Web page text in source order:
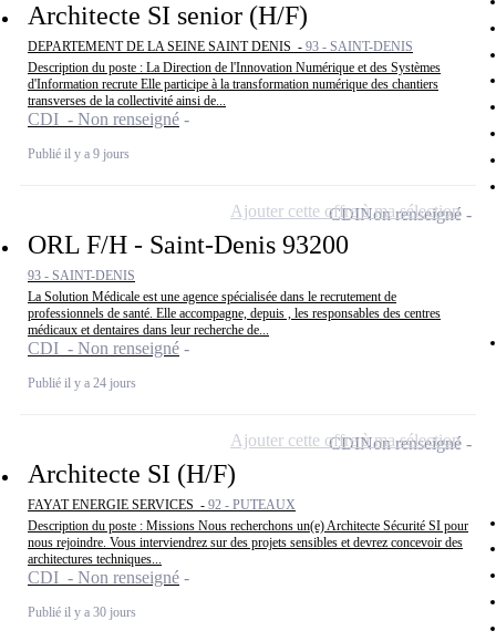
Architecte SI senior (H/F)
DEPARTEMENT DE LA SEINE SAINT DENIS - 93 - SAINT-DENIS
Description du poste : La Direction de l'Innovation Numérique et des Systèmes
d'Information recrute Elle participe à la transformation numérique des chantiers
transverses de la collectivité ainsi de...
CDI - Non renseigné
Publié il y a 9 jours
ORL F/H - Saint-Denis 93200
93 - SAINT-DENIS
La Solution Médicale est une agence spécialisée dans le recrutement de
professionnels de santé. Elle accompagne, depuis , les responsables des centres
médicaux et dentaires dans leur recherche de...
CDI - Non renseigné
Publié il y a 24 jours
CDINon renseigné
Ajouter cette offre à ma sélection
Architecte SI (H/F)
FAYAT ENERGIE SERVICES - 92 - PUTEAUX
Description du poste : Missions Nous recherchons un(e) Architecte Sécurité SI pour
nous rejoindre. Vous interviendrez sur des projets sensibles et devrez concevoir des
architectures techniques...
CDI - Non renseigné
Publié il y a 30 jours
CDINon renseigné
Ajouter cette offre à ma sélection